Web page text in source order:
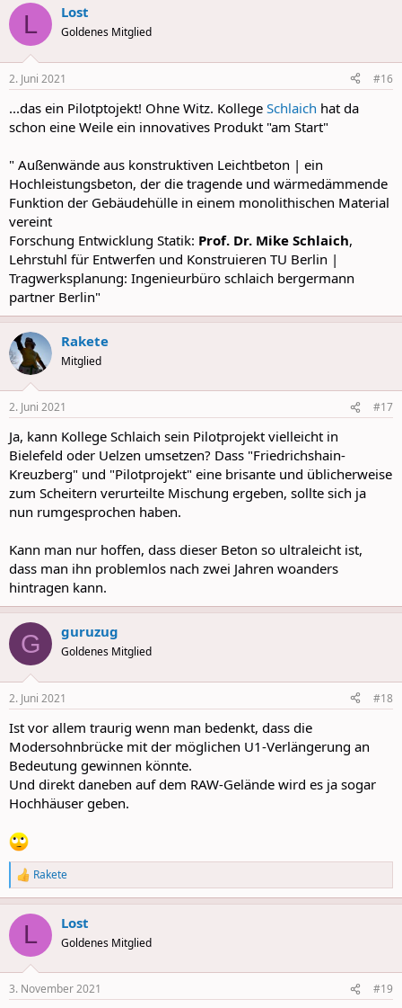
L Lost
Goldenes Mitglied
2. Juni 2021 #16
...das ein Pilotptojekt! Ohne Witz. Kollege Schlaich hat da
schon eine Weile ein innovatives Produkt "am Start"
" Außenwände aus konstruktiven Leichtbeton | ein
Hochleistungsbeton, der die tragende und wärmedämmende
Funktion der Gebäudehülle in einem monolithischen Material
vereint
Forschung Entwicklung Statik: Prof. Dr. Mike Schlaich,
Lehrstuhl für Entwerfen und Konstruieren TU Berlin |
Tragwerksplanung: Ingenieurbüro schlaich bergermann
partner Berlin"
Rakete
Mitglied
2. Juni 2021 #17
Ja, kann Kollege Schlaich sein Pilotprojekt vielleicht in
Bielefeld oder Uelzen umsetzen? Dass "Friedrichshain-
Kreuzberg" und "Pilotprojekt" eine brisante und üblicherweise
zum Scheitern verurteilte Mischung ergeben, sollte sich ja
nun rumgesprochen haben.
Kann man nur hoffen, dass dieser Beton so ultraleicht ist,
dass man ihn problemlos nach zwei Jahren woanders
hintragen kann.
G guruzug
Goldenes Mitglied
2. Juni 2021 #18
Ist vor allem traurig wenn man bedenkt, dass die
Modersohnbrücke mit der möglichen U1-Verlängerung an
Bedeutung gewinnen könnte.
Und direkt daneben auf dem RAW-Gelände wird es ja sogar
Hochhäuser geben.
R
e
a
c
i
s
Rakete
L Lost
Goldenes Mitglied
3. November 2021 #19